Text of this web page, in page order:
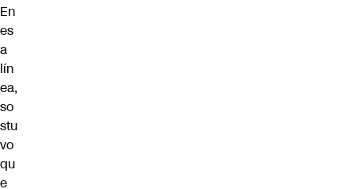
En
es
a
lín
ea,
so
stu
vo
qu
e